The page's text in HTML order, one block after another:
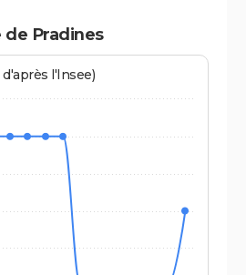
de Pradines
l'Insee)